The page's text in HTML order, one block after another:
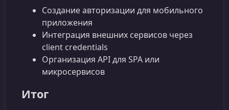
Создание авторизации для мобильного
приложения
Интеграция внешних сервисов через
client credentials
Организация API для SPA или
микросервисов
Итог